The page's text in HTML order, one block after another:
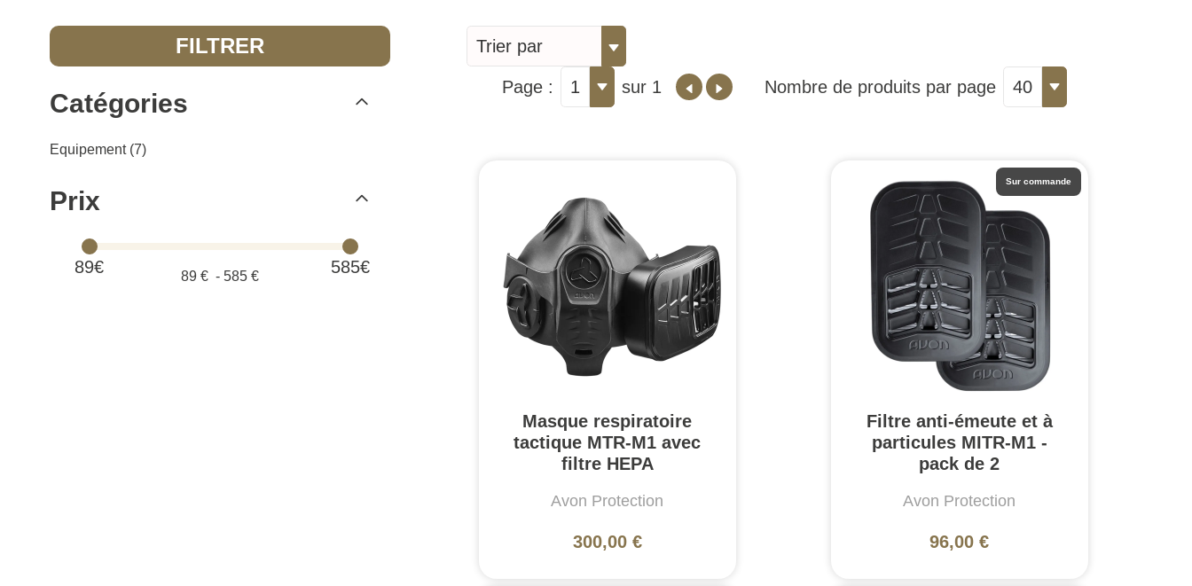
FILTRER
Catégories
Equipement (7)
Prix
89€ 585€
89 € - 585 €
Trier par
Page : 1 sur 1 Nombre de produits par page 40
Masque respiratoire
tactique MTR-M1 avec
filtre HEPA
Avon Protection
300,00 €
Filtre anti-émeute et à
particules MITR-M1 -
pack de 2
Avon Protection
96,00 €
Sur commande